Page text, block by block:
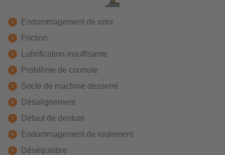
Endommagement de rotor
Friction
Lubrification insuffisante
Problème de courroie
Socle de machine desserré
Désalignement
Défaut de denture
Endommagement de roulement
Déséquilibre